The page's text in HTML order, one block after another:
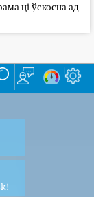
ці ўскосна ад